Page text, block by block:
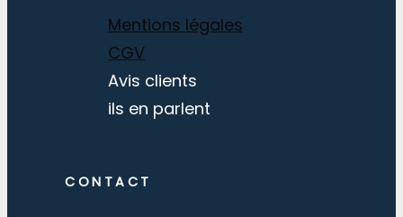
Mentions légales
CGV
Avis clients
ils en parlent
CONTACT